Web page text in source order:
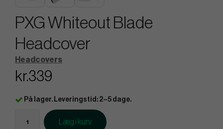
PXG Whiteout Blade
Headcover
Headcovers
kr.339
På lager. Leveringstid: 2–5 dage.
Læg i kurv